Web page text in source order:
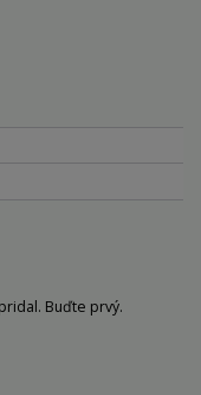
Buďte prvý.